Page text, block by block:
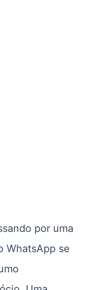
por uma
WhatsApp se